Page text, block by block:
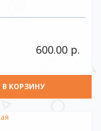
600.00 р.
В КОРЗИНУ